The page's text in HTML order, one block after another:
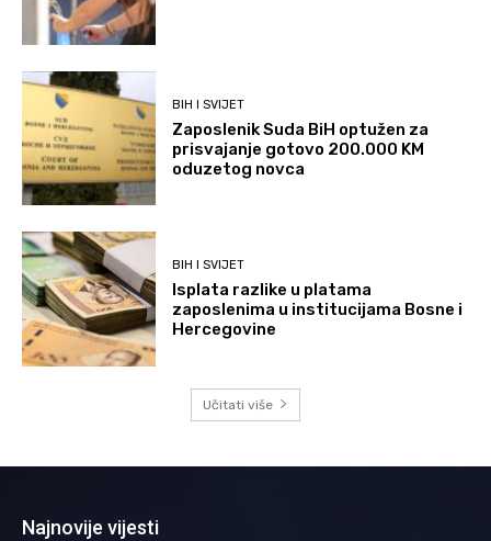
BIH I SVIJET
Zaposlenik Suda BiH optužen za
prisvajanje gotovo 200.000 KM
oduzetog novca
BIH I SVIJET
Isplata razlike u platama
zaposlenima u institucijama Bosne i
Hercegovine
Učitati više
Najnovije vijesti